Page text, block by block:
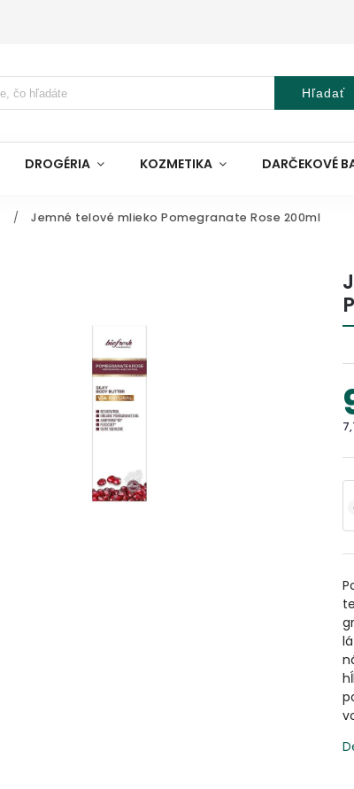
Hľadať
DROGÉRIA KOZMETIKA DARČEKOVÉ
/ Jemné telové mlieko Pomegranate Rose 200ml